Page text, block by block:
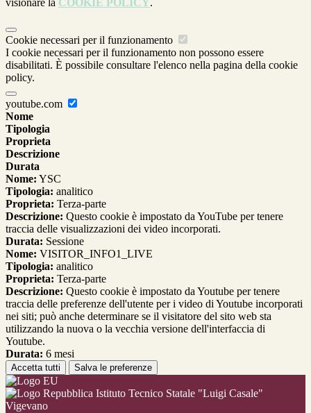
visionare la COOKIE POLICY.
Cookie necessari per il funzionamento
I cookie necessari per il funzionamento non possono essere
disabilitati. È possibile consultare l'elenco nella pagina della cookie
policy.
youtube.com
Nome
Tipologia
Proprieta
Descrizione
Durata
Nome: YSC
Tipologia: analitico
Proprieta: Terza-parte
Descrizione: Questo cookie è impostato da YouTube per tenere
traccia delle visualizzazioni dei video incorporati.
Durata: Sessione
Nome: VISITOR_INFO1_LIVE
Tipologia: analitico
Proprieta: Terza-parte
Descrizione: Questo cookie è impostato da Youtube per tenere
traccia delle preferenze dell'utente per i video di Youtube incorporati
nei siti; può anche determinare se il visitatore del sito web sta
utilizzando la nuova o la vecchia versione dell'interfaccia di
Youtube.
Durata: 6 mesi
Accetta tutti Salva le preferenze
Istituto Tecnico Statale "Luigi Casale"
Vigevano